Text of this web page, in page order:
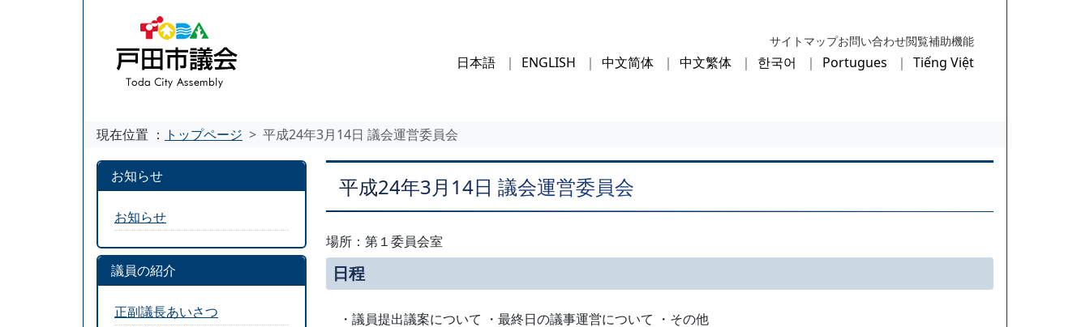
サイトマップお問い合わせ閲覧補助機能
日本語 ENGLISH 中文简体 中文繁体 한국어 Portugues Tiếng Việt
現在位置 ： トップページ 平成24年3月14日 議会運営委員会
平成24年3月14日 議会運営委員会
場所：第１委員会室
日程
・議員提出議案について ・最終日の議事運営について ・その他
お知らせ
お知らせ
議員の紹介
正副議長あいさつ